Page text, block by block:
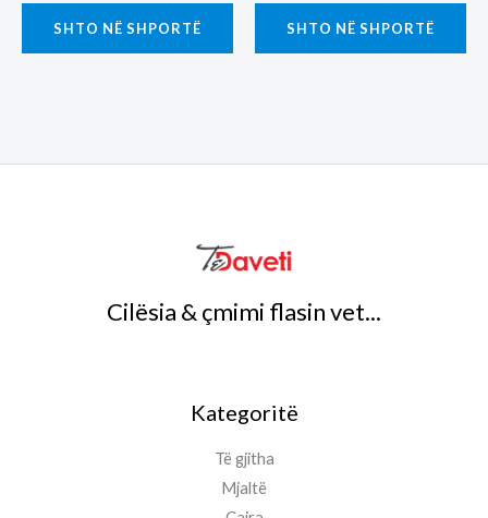
SHTO NË SHPORTË SHTO NË SHPORTË
Cilësia & çmimi flasin vet...
Kategoritë
Të gjitha
Mjaltë